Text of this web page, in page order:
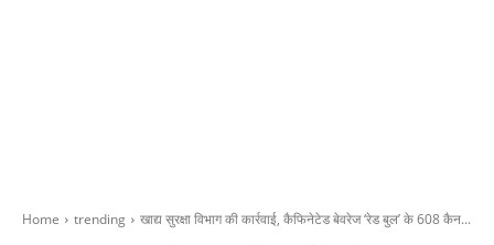
Home trending खाद्य सुरक्षा विभाग की कार्रवाई, कैफिनेटेड बेवरेज ‘रेड बुल’ के 608 कैन...